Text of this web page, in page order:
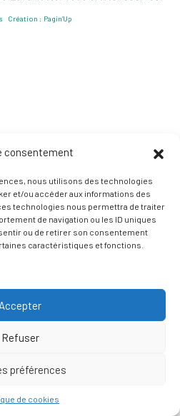
consentement
nous utilisons des technologies
et/ou accéder aux informations des
technologies nous permettra de traiter
de navigation ou les ID uniques
ou de retirer son consentement
caractéristiques et fonctions.
Accepter
Refuser
préférences
de cookies
Création : Pagin’Up